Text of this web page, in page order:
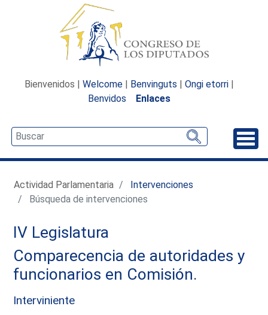
Bienvenidos | Welcome | Benvinguts | Ongi etorri |
Benvidos
Enlaces
Actividad Parlamentaria
Intervenciones
Búsqueda de intervenciones
IV Legislatura
Comparecencia de autoridades y
funcionarios en Comisión.
Interviniente